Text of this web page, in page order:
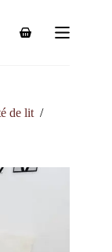
Panier
de lit /